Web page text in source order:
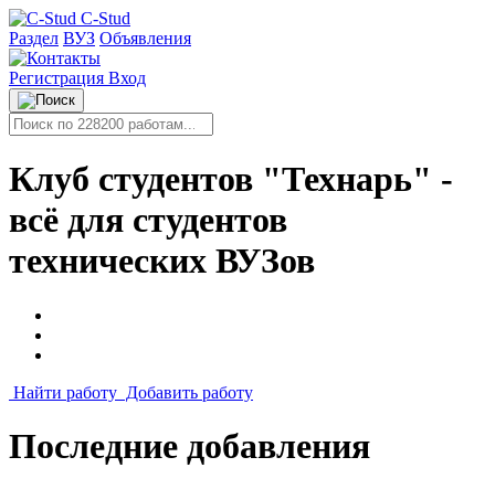
C-Stud
Раздел ВУЗ Объявления
Регистрация Вход
Клуб студентов "Технарь" -
всё для студентов
технических ВУЗов
Найти работу Добавить работу
Последние добавления